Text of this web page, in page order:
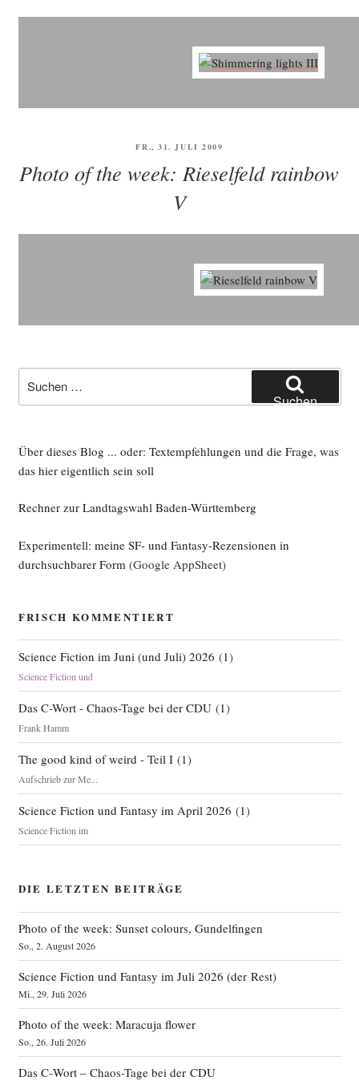
VERÖFFENTLICHT
FR., 31. JULI 2009
Photo of the week: Rieselfeld rainbow
V
nach:
Suchen
Über dieses Blog ... oder: Textempfehlungen und die Frage, was
das hier eigentlich sein soll
Rechner zur Landtagswahl Baden-Württemberg
Experimentell: meine SF- und Fantasy-Rezensionen in
durchsuchbarer Form (Google AppSheet)
FRISCH KOMMENTIERT
Science Fiction im Juni (und Juli) 2026 (1)
Science Fiction und
Das C-Wort - Chaos-Tage bei der CDU(1)
Frank Hamm
The good kind of weird - Teil I(1)
Aufschrieb zur Me...
Science Fiction und Fantasy im April 2026 (1)
Science Fiction im
DIE LETZTEN BEITRÄGE
Photo of the week: Sunset colours, Gundelfingen
So., 2. August 2026
Science Fiction und Fantasy im Juli 2026 (der Rest)
Mi., 29. Juli 2026
Photo of the week: Maracuja flower
So., 26. Juli 2026
Das C‑Wort – Chaos-Tage bei der CDU